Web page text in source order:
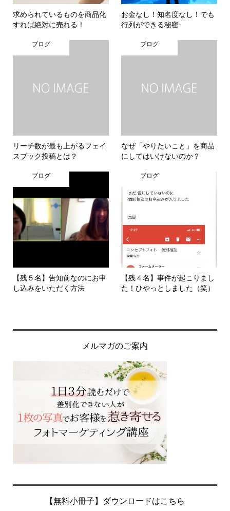
求められているものを商品化
すれば絶対に売れる！
お金なし！知名度なし！でも
行列ができる秘密
ブログ
リーチ数が最も上がるフェイ
スブック投稿とは？
ブログ
なぜ「やりたいこと」を商品
にしてはいけないのか？
ブログ
【残５名】告知前なのにお申
し込みをいただく方法
ブログ
【残４名】事件が起こりまし
た！ひやっとしました（笑）
メルマガのご案内
【無料小冊子】ダウンロードはこちら